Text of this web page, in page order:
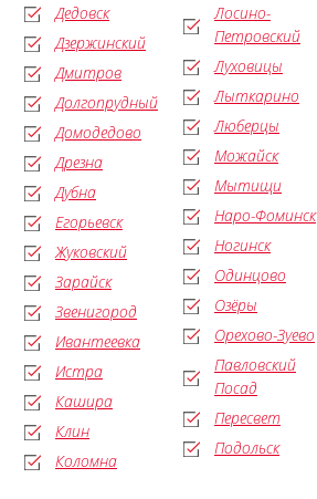
Дедовск
Дзержинский
Дмитров
Долгопрудный
Домодедово
Дрезна
Дубна
Егорьевск
Жуковский
Зарайск
Звенигород
Ивантеевка
Истра
Кашира
Клин
Коломна
Лосино-
Петровский
Луховицы
Лыткарино
Люберцы
Можайск
Мытищи
Наро-Фоминск
Ногинск
Одинцово
Озёры
Орехово-Зуево
Павловский
Посад
Пересвет
Подольск